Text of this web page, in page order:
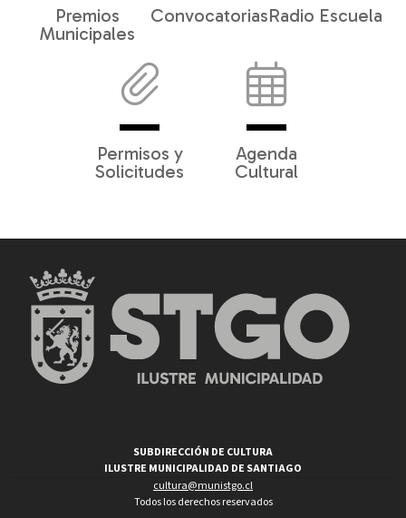
Premios
Municipales
ConvocatoriasRadio Escuela
Permisos y
Solicitudes
Agenda
Cultural
SUBDIRECCIÓN DE CULTURA
ILUSTRE MUNICIPALIDAD DE SANTIAGO
cultura@munistgo.cl
Todos los derechos reservados